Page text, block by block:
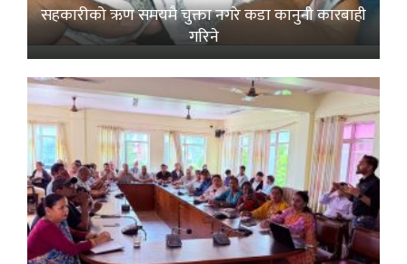
सहकारीको ऋण समयमै चुक्ता नगरे कडा कानुनी कारबाही
गरिने